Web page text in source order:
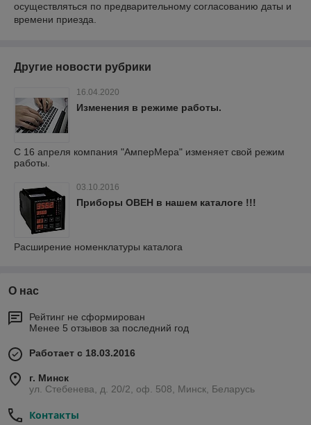
осуществляться по предварительному согласованию даты и
времени приезда.
Другие новости рубрики
16.04.2020
Изменения в режиме работы.
С 16 апреля компания "АмперМера" изменяет свой режим
работы.
03.10.2016
Приборы ОВЕН в нашем каталоге !!!
Расширение номенклатуры каталога
О нас
Рейтинг не сформирован
Менее 5 отзывов за последний год
Работает с 18.03.2016
г. Минск
ул. Стебенева, д. 20/2, оф. 508, Минск, Беларусь
Контакты